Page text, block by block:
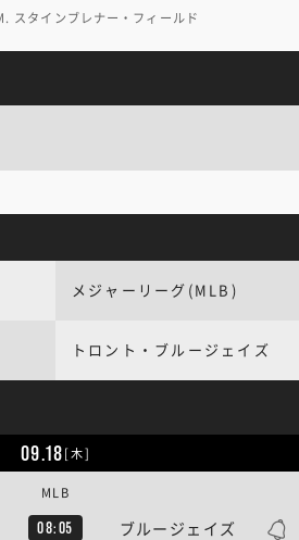
スタインブレナー・フィールド
メジャーリーグ(MLB)
トロント・ブルージェイズ
09.18[木]
08:05 ブルージェイズ
MLB